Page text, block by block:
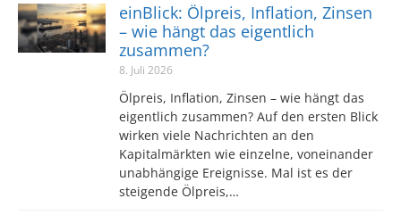
einBlick: Ölpreis, Inflation, Zinsen
– wie hängt das eigentlich
zusammen?
8. Juli 2026
Ölpreis, Inflation, Zinsen – wie hängt das
eigentlich zusammen? Auf den ersten Blick
wirken viele Nachrichten an den
Kapitalmärkten wie einzelne, voneinander
unabhängige Ereignisse. Mal ist es der
steigende Ölpreis,…